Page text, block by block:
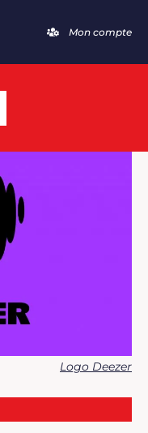
Mon compte
Logo Deezer